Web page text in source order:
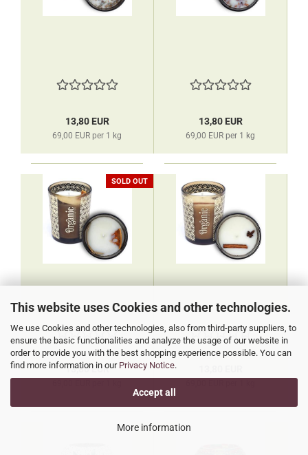
This website uses Cookies and other technologies.
We use Cookies and other technologies, also from third-party suppliers, to
ensure the basic functionalities and analyze the usage of our website in
order to provide you with the best shopping experience possible. You can
find more information in our Privacy Notice.
Accept all
More information
13,80 EUR
69,00 EUR per 1 kg
13,80 EUR
69,00 EUR per 1 kg
SOLD OUT
13,80 EUR